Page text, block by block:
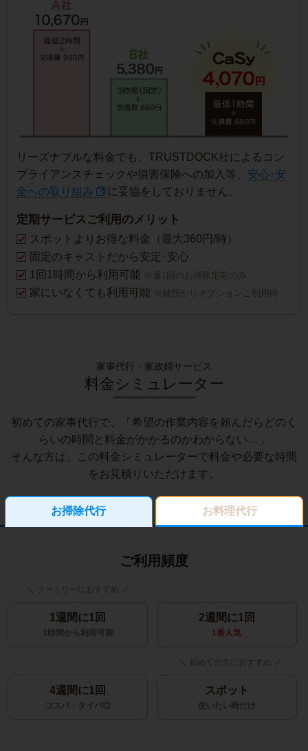
リーズナブルな料金でも、TRUSTDOCK社によるコン
プライアンスチェックや損害保険への加入等、 安心･安
全への取り組み
に妥協をしておりません。
定期サービスご利用のメリット
スポットよりお得な料金（最大360円/時）
固定のキャストだから安定･安心
1回1時間から利用可能 ※週1回のお掃除定期のみ
家にいなくても利用可能 ※鍵預かりオプションご利用時
家事代行・家政婦サービス
料金シミュレーター
初めての家事代行で、「希望の作業内容を頼んだらどのく
らいの時間と料金がかかるのかわからない…」
そんな方は、この料金シミュレーターで料金や必要な時間
をお見積りいただけます。
お掃除代行 お料理代行
ご利用頻度
1週間に1回
1時間から利用可能
2週間に1回
1番人気
4週間に1回
コスパ・タイパ◎
スポット
使いたい時だけ